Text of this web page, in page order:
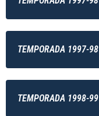
TEMPORADA 1997-98
TEMPORADA 1998-99